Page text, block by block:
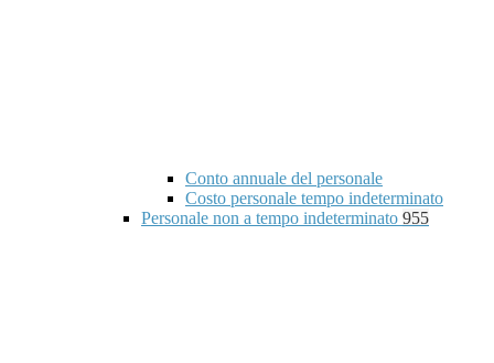
Conto annuale del personale
Costo personale tempo indeterminato
Personale non a tempo indeterminato 955